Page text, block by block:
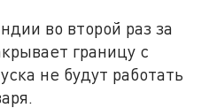
во второй раз за
границу с
не будут работать